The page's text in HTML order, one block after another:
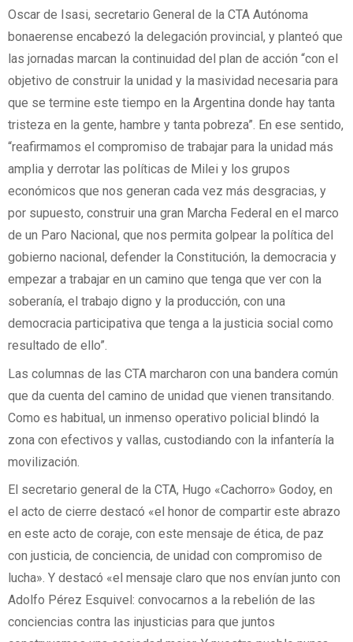
Oscar de Isasi, secretario General de la CTA Autónoma
bonaerense encabezó la delegación provincial, y planteó que
las jornadas marcan la continuidad del plan de acción “con el
objetivo de construir la unidad y la masividad necesaria para
que se termine este tiempo en la Argentina donde hay tanta
tristeza en la gente, hambre y tanta pobreza”. En ese sentido,
“reafirmamos el compromiso de trabajar para la unidad más
amplia y derrotar las políticas de Milei y los grupos
económicos que nos generan cada vez más desgracias, y
por supuesto, construir una gran Marcha Federal en el marco
de un Paro Nacional, que nos permita golpear la política del
gobierno nacional, defender la Constitución, la democracia y
empezar a trabajar en un camino que tenga que ver con la
soberanía, el trabajo digno y la producción, con una
democracia participativa que tenga a la justicia social como
resultado de ello”.
Las columnas de las CTA marcharon con una bandera común
que da cuenta del camino de unidad que vienen transitando.
Como es habitual, un inmenso operativo policial blindó la
zona con efectivos y vallas, custodiando con la infantería la
movilización.
El secretario general de la CTA, Hugo «Cachorro» Godoy, en
el acto de cierre destacó «el honor de compartir este abrazo
en este acto de coraje, con este mensaje de ética, de paz
con justicia, de conciencia, de unidad con compromiso de
lucha». Y destacó «el mensaje claro que nos envían junto con
Adolfo Pérez Esquivel: convocarnos a la rebelión de las
conciencias contra las injusticias para que juntos